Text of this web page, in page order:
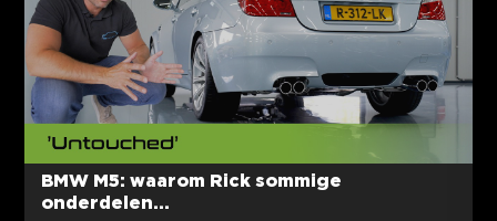
BMW M5: waarom Rick sommige
onderdelen...